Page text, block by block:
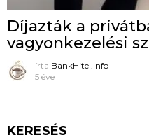
Díjazták a
vagyonkezelési
írta BankHitel.Info
5 éve
KERESÉS